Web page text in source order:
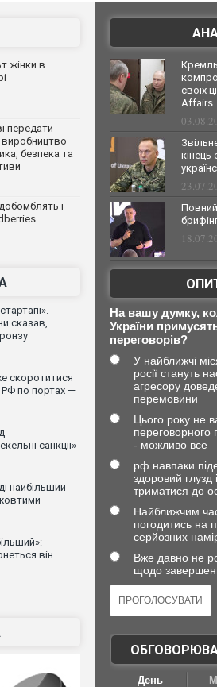
жінки в
передати
виробництво
безпека та
і
сказав,
скоротитися
РФ по портах —
санкції»
найбільший
він
своїх
Affairs
кінець
На вашу думку,
України
переговорів?
У найближчі
росії стануть
агресору
перемовини
Цього року не
переговорного
- можливо все
рф навпаки
здоровий глузд
триматися до
Найближчим
погодитись на
серйозних
Вже давно не
щодо
День